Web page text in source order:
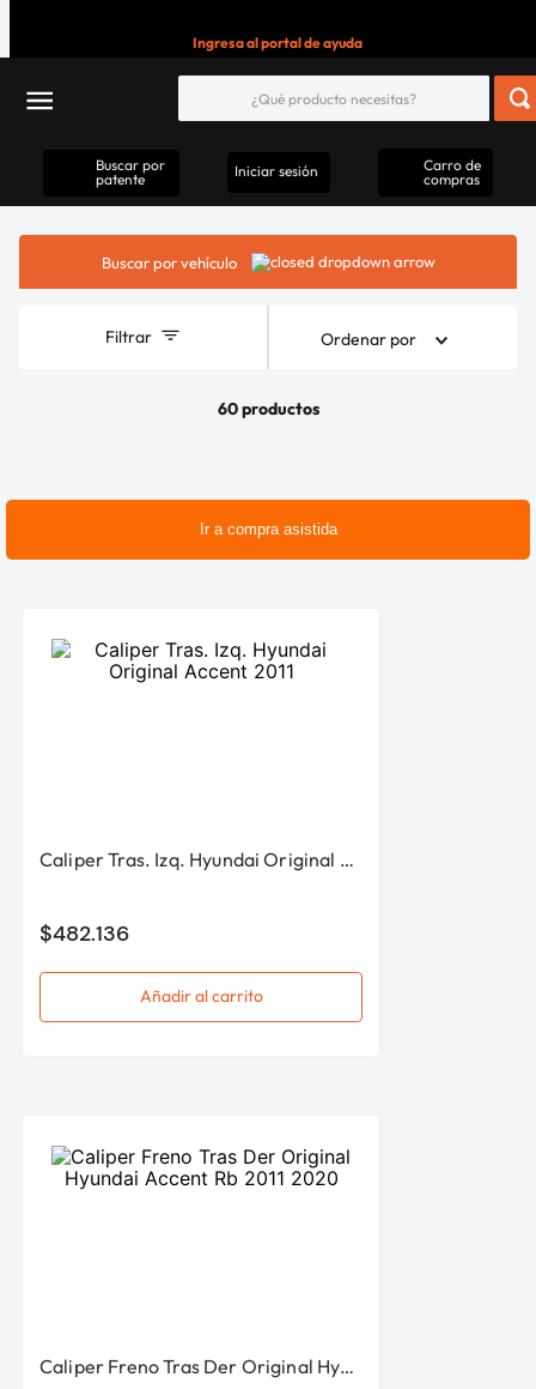
Ingresa al portal de ayuda
Buscar por
patente
Iniciar sesión
Carro de
compras
Buscar por vehículo
Filtrar Ordenar por
60 productos
Ir a compra asistida
Caliper Tras. Izq. Hyundai Original Accent 2011
$482.136
Añadir al carrito
Caliper Freno Tras Der Original Hyundai Accent Rb 2011 2020